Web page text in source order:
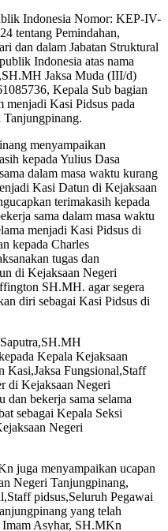
Indonesia Nomor: KEP-IV-
tentang Pemindahan,
dan dalam Jabatan Struktural
Indonesia atas nama
Jaksa Muda (III/d)
Kepala Sub bagian
menjadi Kasi Pidsus pada
menyampaikan
kepada Yulius Dasa
dalam masa waktu kurang
Kasi Datun di Kejaksaan
terimakasih kepada
sama dalam masa waktu
menjadi Kasi Pidsus di
kepada Charles
tugas dan
di Kejaksaan Negeri
SH.MH. agar segera
diri sebagai Kasi Pidsus di
Kepala Kejaksaan
Kasi,Jaksa Fungsional,Staff
di Kejaksaan Negeri
dan bekerja sama selama
sebagai Kepala Seksi
Negeri
juga menyampaikan ucapan
Negeri Tanjungpinang,
pidsus,Seluruh Pegawai
yang telah
Imam Asyhar, SH.MKn